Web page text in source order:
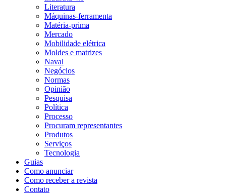
Literatura
Máquinas-ferramenta
Matéria-prima
Mercado
Mobilidade elétrica
Moldes e matrizes
Naval
Negócios
Normas
Opinião
Pesquisa
Política
Processo
Procuram representantes
Produtos
Serviços
Tecnologia
Guias
Como anunciar
Como receber a revista
Contato